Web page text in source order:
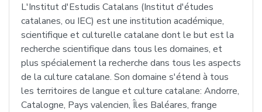
L'Institut d'Estudis Catalans (Institut d'études
catalanes, ou IEC) est une institution académique,
scientifique et culturelle catalane dont le but est la
recherche scientifique dans tous les domaines, et
plus spécialement la recherche dans tous les aspects
de la culture catalane. Son domaine s'étend à tous
les territoires de langue et culture catalane: Andorre,
Catalogne, Pays valencien, Îles Baléares, frange